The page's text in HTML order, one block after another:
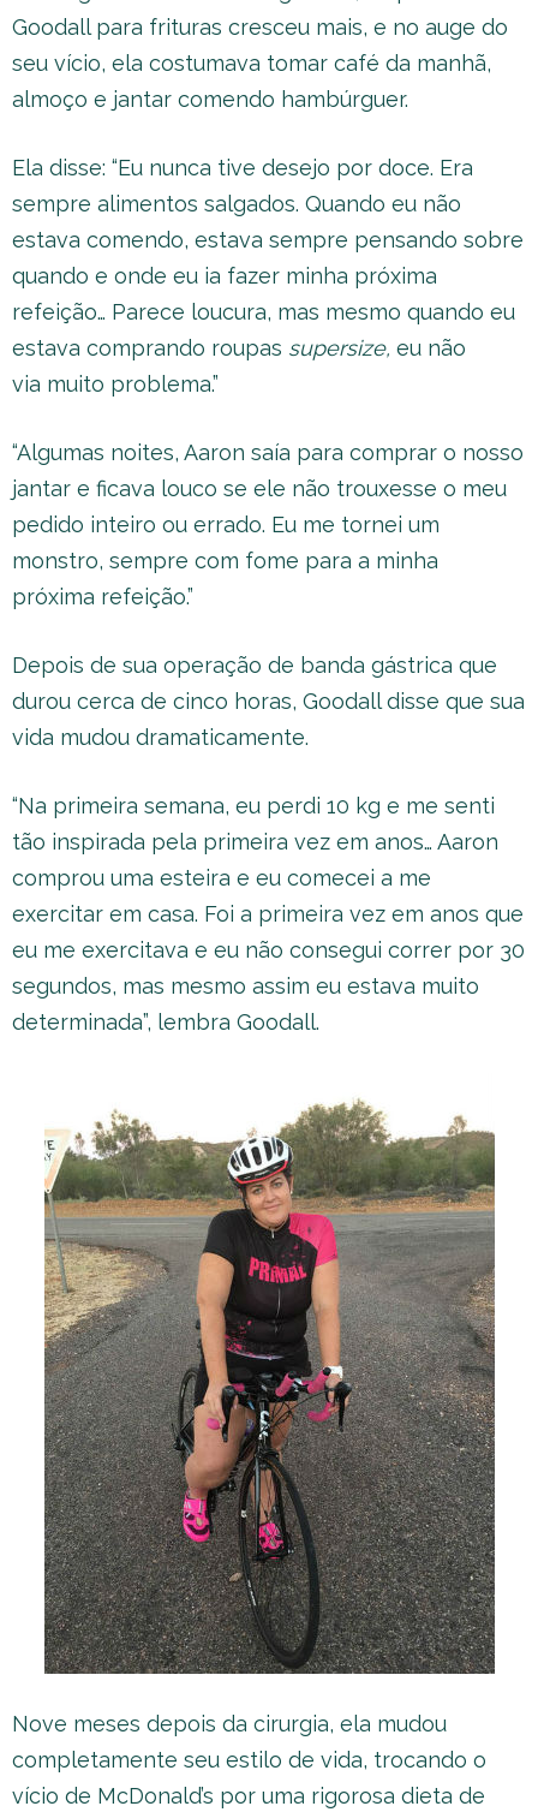
Goodall para frituras cresceu mais, e no auge do
seu vício, ela costumava tomar café da manhã,
almoço e jantar comendo hambúrguer.
Ela disse: “Eu nunca tive desejo por doce. Era
sempre alimentos salgados. Quando eu não
estava comendo, estava sempre pensando sobre
quando e onde eu ia fazer minha próxima
refeição… Parece loucura, mas mesmo quando eu
estava comprando roupas supersize, eu não
via muito problema.”
“Algumas noites, Aaron saía para comprar o nosso
jantar e ficava louco se ele não trouxesse o meu
pedido inteiro ou errado. Eu me tornei um
monstro, sempre com fome para a minha
próxima refeição.”
Depois de sua operação de banda gástrica que
durou cerca de cinco horas, Goodall disse que sua
vida mudou dramaticamente.
“Na primeira semana, eu perdi 10 kg e me senti
tão inspirada pela primeira vez em anos… Aaron
comprou uma esteira e eu comecei a me
exercitar em casa. Foi a primeira vez em anos que
eu me exercitava e eu não consegui correr por 30
segundos, mas mesmo assim eu estava muito
determinada”, lembra Goodall.
Nove meses depois da cirurgia, ela mudou
completamente seu estilo de vida, trocando o
vício de McDonald’s por uma rigorosa dieta de